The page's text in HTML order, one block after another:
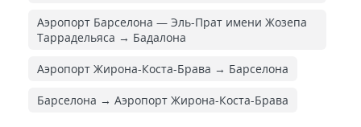
Аэропорт Барселона — Эль-Прат имени Жозепа
Таррадельяса → Бадалона
Аэропорт Жирона-Коста-Брава → Барселона
Барселона → Аэропорт Жирона-Коста-Брава